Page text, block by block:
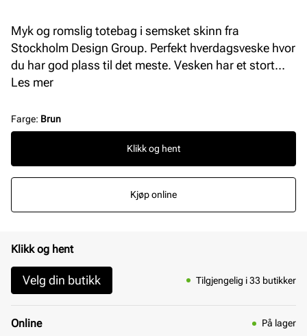
Myk og romslig totebag i semsket skinn fra
Stockholm Design Group. Perfekt hverdagsveske hvor
du har god plass til det meste. Vesken har et stort
rom på innsiden med en smart glidelåslomme og en
gulldetaljer. L = 44 cm H = 28 cm B = 11 cm.
Les mer
Farge: Brun
Klikk og hent
Kjøp online
Klikk og hent
Velg din butikk Tilgjengelig i 33 butikker
Online På lager